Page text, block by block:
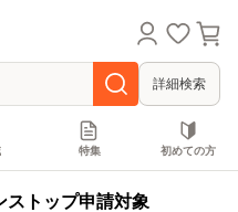
詳細検索
特集 初めての方
ストップ申請対象